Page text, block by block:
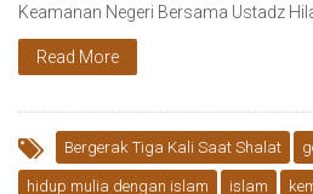
Keamanan Negeri Bersama Ustadz
Read More
Bergerak Tiga Kali Saat Shalat
hidup mulia dengan islam islam